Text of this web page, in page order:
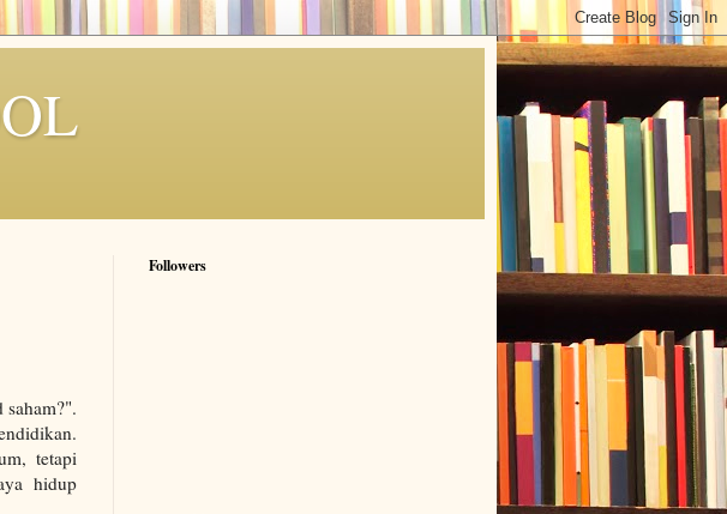
tetapi
hidup
Followers